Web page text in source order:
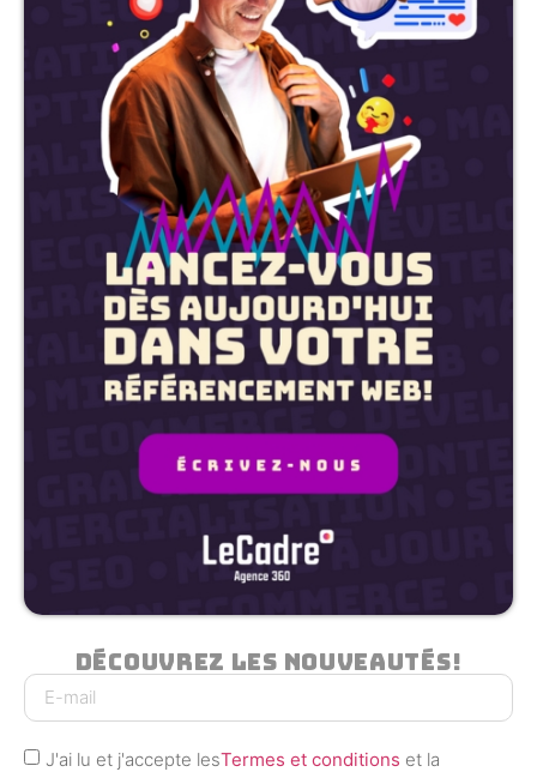
Découvrez Les Nouveautés!
J'ai lu et j'accepte lesTermes et conditions et la